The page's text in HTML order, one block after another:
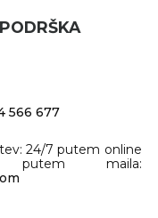
566 677
24/7 putem online
maila: